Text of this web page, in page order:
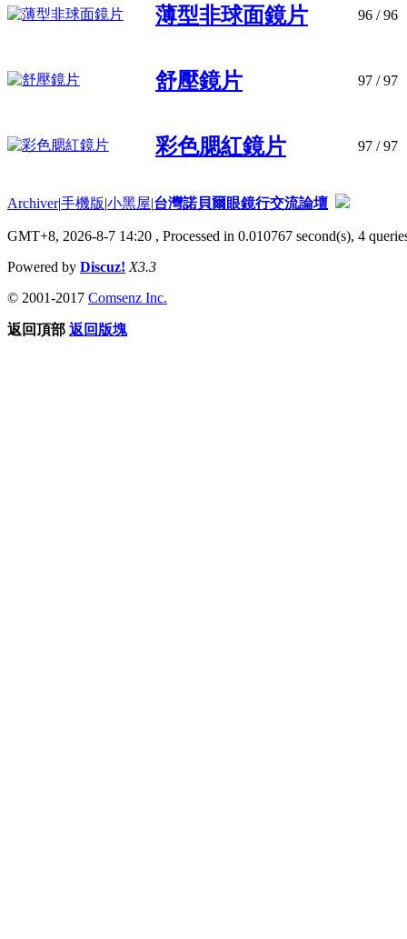
薄型非球面鏡片 96 / 96
舒壓鏡片 97 / 97
彩色腮紅鏡片 97 / 97
Archiver|手機版|小黑屋|台灣諾貝爾眼鏡行交流論壇
GMT+8, 2026-8-7 14:20 , Processed in 0.010767 second(s), 4
Powered by Discuz! X3.3
© 2001-2017 Comsenz Inc.
返回頂部 返回版塊